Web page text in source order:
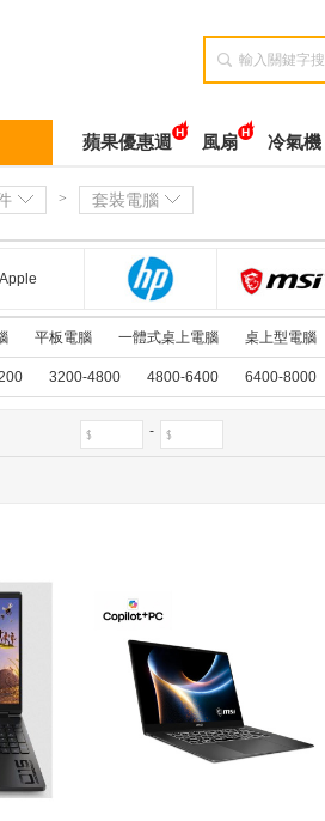

蘋果優惠週 風扇 冷氣機
> 套裝電腦
Apple
惠普(hp)
平板電腦 一體式桌上電腦 桌上型電腦
3200-4800 4800-6400 6400-8000
-